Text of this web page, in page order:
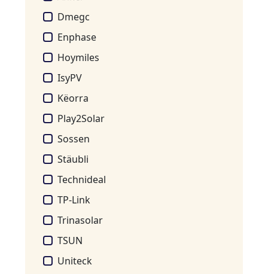
Dmegc
Enphase
Hoymiles
IsyPV
Këorra
Play2Solar
Sossen
Stäubli
Technideal
TP-Link
Trinasolar
TSUN
Uniteck